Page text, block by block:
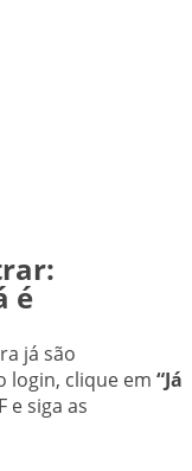
é
já são
login, clique em “Já
e siga as